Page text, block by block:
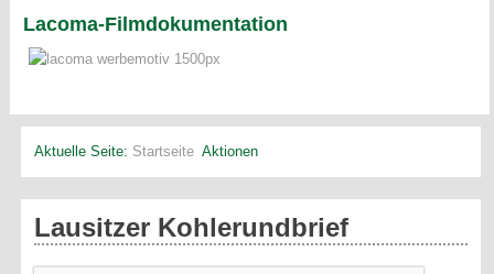
Lacoma-Filmdokumentation
Aktuelle Seite: Startseite Aktionen
Lausitzer Kohlerundbrief